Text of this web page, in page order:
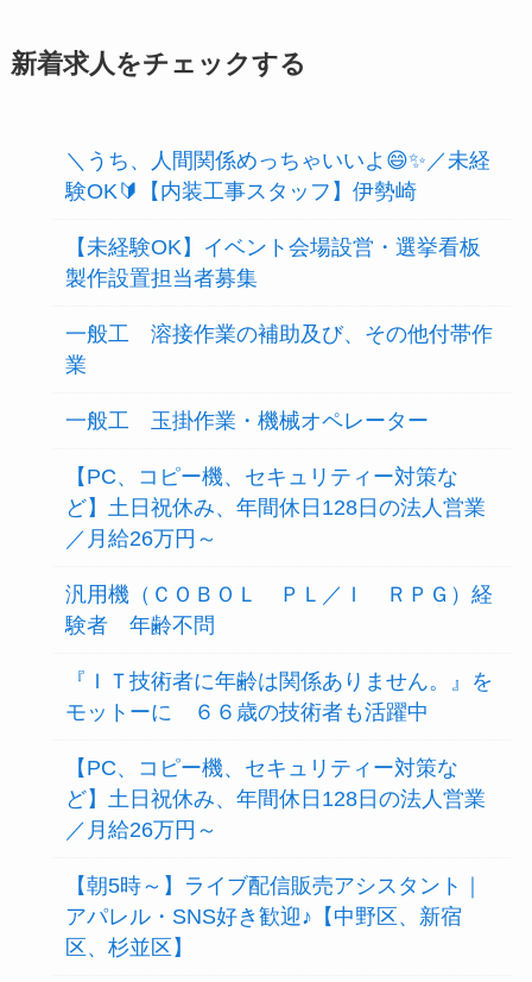
新着求人をチェックする
＼うち、人間関係めっちゃいいよ😄✨／未経
験OK🔰【内装工事スタッフ】伊勢崎
【未経験OK】イベント会場設営・選挙看板
製作設置担当者募集
一般工 溶接作業の補助及び、その他付帯作
業
一般工 玉掛作業・機械オペレーター
【PC、コピー機、セキュリティー対策な
ど】土日祝休み、年間休日128日の法人営業
／月給26万円～
汎用機（ＣＯＢＯＬ ＰＬ／Ｉ ＲＰＧ）経
験者 年齢不問
『ＩＴ技術者に年齢は関係ありません。』を
モットーに ６６歳の技術者も活躍中
【PC、コピー機、セキュリティー対策な
ど】土日祝休み、年間休日128日の法人営業
／月給26万円～
【朝5時～】ライブ配信販売アシスタント｜
アパレル・SNS好き歓迎♪【中野区、新宿
区、杉並区】